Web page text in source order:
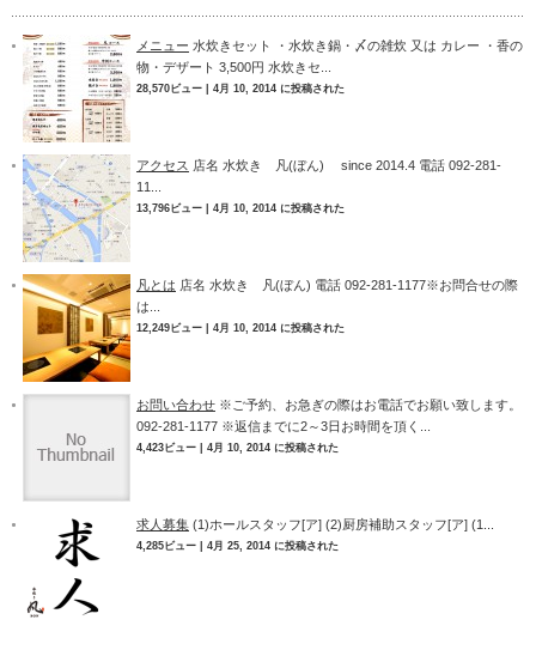
メニュー 水炊きセット ・水炊き鍋・〆の雑炊 又は カレー ・香の
物・デザート 3,500円 水炊きセ...
28,570ビュー 4月 10, 2014 に投稿された
アクセス 店名 水炊き 凡(ぼん) since 2014.4 電話 092-281-
11...
13,796ビュー 4月 10, 2014 に投稿された
凡とは 店名 水炊き 凡(ぼん) 電話 092-281-1177※お問合せの際
は...
12,249ビュー 4月 10, 2014 に投稿された
お問い合わせ ※ご予約、お急ぎの際はお電話でお願い致します。
092-281-1177 ※返信までに2～3日お時間を頂く...
4,423ビュー 4月 10, 2014 に投稿された
求人募集 (1)ホールスタッフ[ア] (2)厨房補助スタッフ[ア] (1...
4,285ビュー 4月 25, 2014 に投稿された